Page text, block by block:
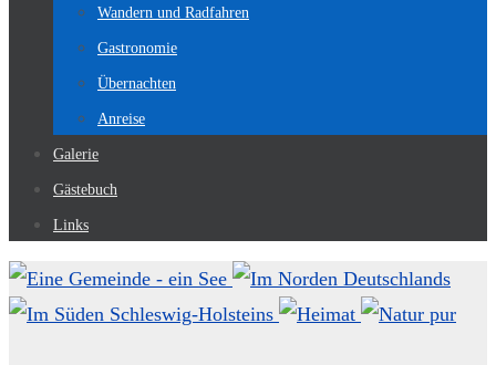
Wandern und Radfahren
Gastronomie
Übernachten
Anreise
Galerie
Gästebuch
Links